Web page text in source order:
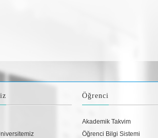
Öğrenci
Akademik Takvim
Öğrenci Bilgi Sistemi